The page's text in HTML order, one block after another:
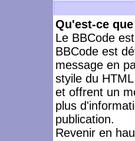
Qu'est-ce
Le BBCode
BBCode est
message en
styile du
et offrent un
plus
publication.
Revenir en